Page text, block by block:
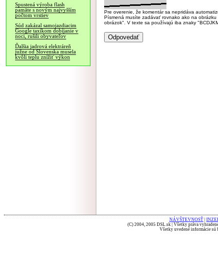
Spustená výroba flash
pamäte s novým najvyšším
počtom vrstiev
Súd zakázal samojazdiacim
Google taxíkom dobíjanie v
noci, rušili obyvateľov
Ďalšia jadrová elektráreň
južne od Slovenska musela
kvôli teplu znížiť výkon
Pre overenie, že komentár sa nepridáva
Písmená musíte zadávať rovnako ako na
obrázok". V texte sa používajú iba znaky
NÁVŠTEVNOSŤ
(C) 2004, 2005 DSL.sk | Všetky práva
Všetky uvedené informácie sú